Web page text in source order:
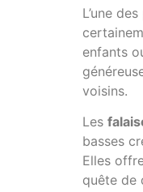
L’une
enfants
voisins.
Les
basses
Elles
quête de